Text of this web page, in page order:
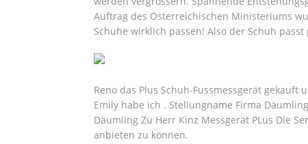
Auftrag des Österreichischen Ministeriums
Schuhe wirklich passen! Also der Schuh
Reno das Plus Schuh-Fussmessgerät
Emily habe ich . Stellungname Firma
Däumling Zu Herr Kinz Messgerät PLus Die
anbieten zu können.